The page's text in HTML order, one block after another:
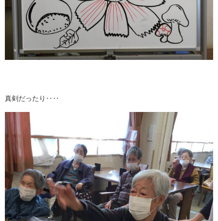
真剣だったり‥‥